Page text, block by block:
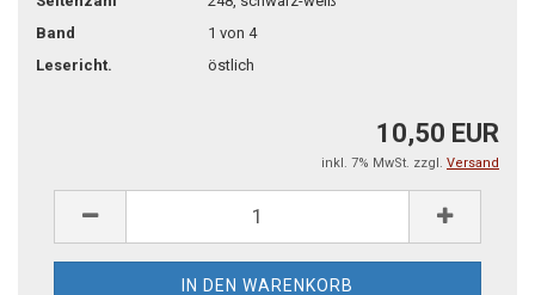
Band
1 von 4
Lesericht.
östlich
10,50 EUR
inkl. 7% MwSt. zzgl. Versand